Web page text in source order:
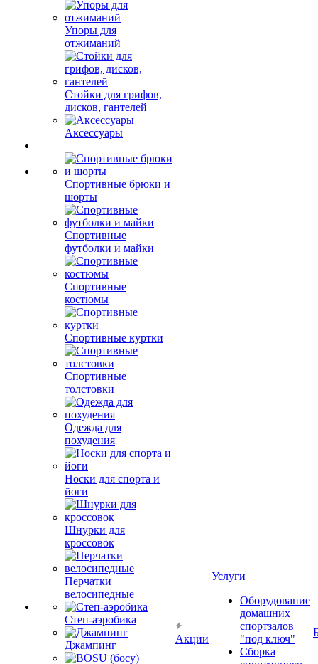
Упоры для
отжиманий
Стойки для грифов,
дисков, гантелей
Аксессуары
Спортивные брюки и
шорты
Спортивные
футболки и майки
Спортивные
костюмы
Спортивные куртки
Спортивные
толстовки
Одежда для
похудения
Носки для спорта и
йоги
Шнурки для
кроссовок
Перчатки
велосипедные
Степ-аэробика
Джампинг
Акции
Услуги
Оборудование
домашних
спортзалов
"под ключ"
Сборка